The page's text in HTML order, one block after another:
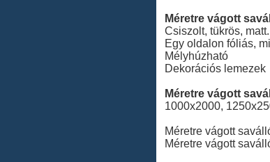
Méretre vágott
Csiszolt, tükrös, matt.
Egy oldalon fóliás,
Mélyhúzható
Dekorációs lemezek
Méretre vágott
1000x2000,
Méretre vágott
Méretre vágott